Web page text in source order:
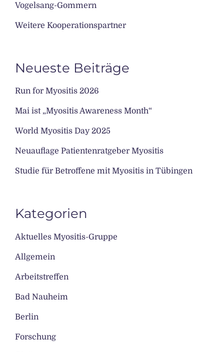
Vogelsang-Gommern
Weitere Kooperationspartner
Neueste Beiträge
Run for Myositis 2026
Mai ist „Myositis Awareness Month“
World Myositis Day 2025
Neuauflage Patientenratgeber Myositis
Studie für Betroffene mit Myositis in Tübingen
Kategorien
Aktuelles Myositis-Gruppe
Allgemein
Arbeitstreffen
Bad Nauheim
Berlin
Forschung